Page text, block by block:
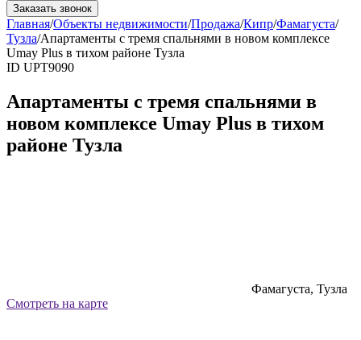
Заказать звонок
Главная/Объекты недвижимости/Продажа/Кипр/Фамагуста/
Тузла/Апартаменты с тремя спальнями в новом комплексе
Umay Plus в тихом районе Тузла
ID UPT9090
Апартаменты с тремя спальнями в
новом комплексе Umay Plus в тихом
районе Тузла
Фамагуста, Тузла
Смотреть на карте